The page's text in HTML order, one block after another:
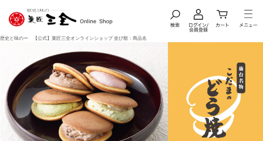
歴史と味のー 【公式】菓匠三全オンラインショップ 並び順：商品名